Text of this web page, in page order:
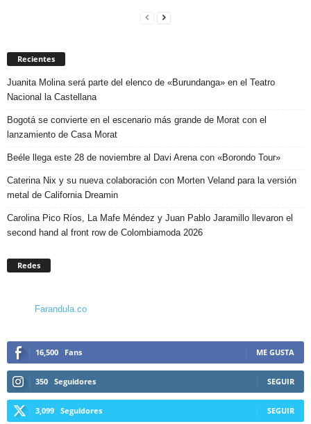
Recientes
Juanita Molina será parte del elenco de «Burundanga» en el Teatro
Nacional la Castellana
Bogotá se convierte en el escenario más grande de Morat con el
lanzamiento de Casa Morat
Beéle llega este 28 de noviembre al Davi Arena con «Borondo Tour»
Caterina Nix y su nueva colaboración con Morten Veland para la versión
metal de California Dreamin
Carolina Pico Ríos, La Mafe Méndez y Juan Pablo Jaramillo llevaron el
second hand al front row de Colombiamoda 2026
Redes
Farandula.co
16,500 Fans ME GUSTA
350 Seguidores SEGUIR
3,099 Seguidores SEGUIR